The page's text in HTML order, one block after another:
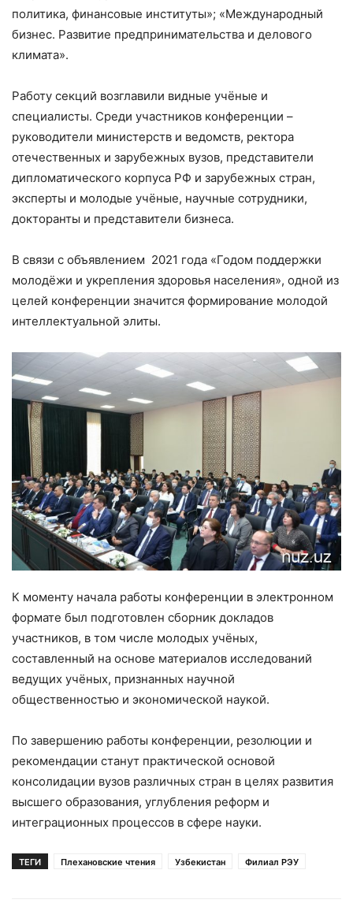
политика, финансовые институты»; «Международный
бизнес. Развитие предпринимательства и делового
климата».
Работу секций возглавили видные учёные и
специалисты. Среди участников конференции –
руководители министерств и ведомств, ректора
отечественных и зарубежных вузов, представители
дипломатического корпуса РФ и зарубежных стран,
эксперты и молодые учёные, научные сотрудники,
докторанты и представители бизнеса.
В связи с объявлением 2021 года «Годом поддержки
молодёжи и укрепления здоровья населения», одной из
целей конференции значится формирование молодой
интеллектуальной элиты.
К моменту начала работы конференции в электронном
формате был подготовлен сборник докладов
участников, в том числе молодых учёных,
составленный на основе материалов исследований
ведущих учёных, признанных научной
общественностью и экономической наукой.
По завершению работы конференции, резолюции и
рекомендации станут практической основой
консолидации вузов различных стран в целях развития
высшего образования, углубления реформ и
интеграционных процессов в сфере науки.
ТЕГИ Плехановские чтения Узбекистан Филиал РЭУ